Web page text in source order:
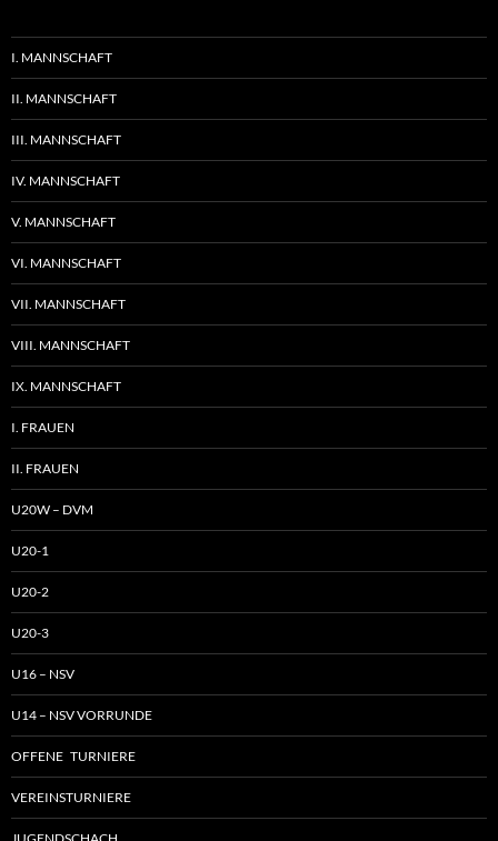
I. MANNSCHAFT
II. MANNSCHAFT
III. MANNSCHAFT
IV. MANNSCHAFT
V. MANNSCHAFT
VI. MANNSCHAFT
VII. MANNSCHAFT
VIII. MANNSCHAFT
IX. MANNSCHAFT
I. FRAUEN
II. FRAUEN
U20W – DVM
U20-1
U20-2
U20-3
U16 – NSV
U14 – NSV VORRUNDE
OFFENE TURNIERE
VEREINSTURNIERE